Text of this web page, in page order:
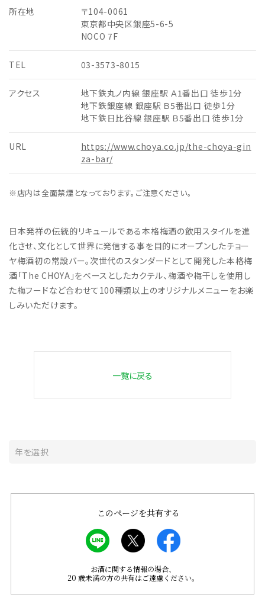
所在地
〒104-0061
東京都中央区銀座5-6-5
NOCO 7F
TEL 03-3573-8015
アクセス
地下鉄丸ノ内線 銀座駅 Ａ1番出口 徒歩1分
地下鉄銀座線 銀座駅 Ｂ5番出口 徒歩1分
地下鉄日比谷線 銀座駅 Ｂ5番出口 徒歩1分
URL
https://www.choya.co.jp/the-choya-gin
za-bar/
※店内は全面禁煙となっております。ご注意ください。
日本発祥の伝統的リキュールである本格梅酒の飲用スタイルを進
化させ、文化として世界に発信する事を目的にオープンしたチョー
ヤ梅酒初の常設バー。次世代のスタンダードとして開発した本格梅
酒「The CHOYA」をベースとしたカクテル、梅酒や梅干しを使用し
た梅フードなど合わせて100種類以上のオリジナルメニューをお楽
しみいただけます。
一覧に戻る
このページを共有する
お酒に関する情報の場合、
20 歳未満の方の共有はご遠慮ください。